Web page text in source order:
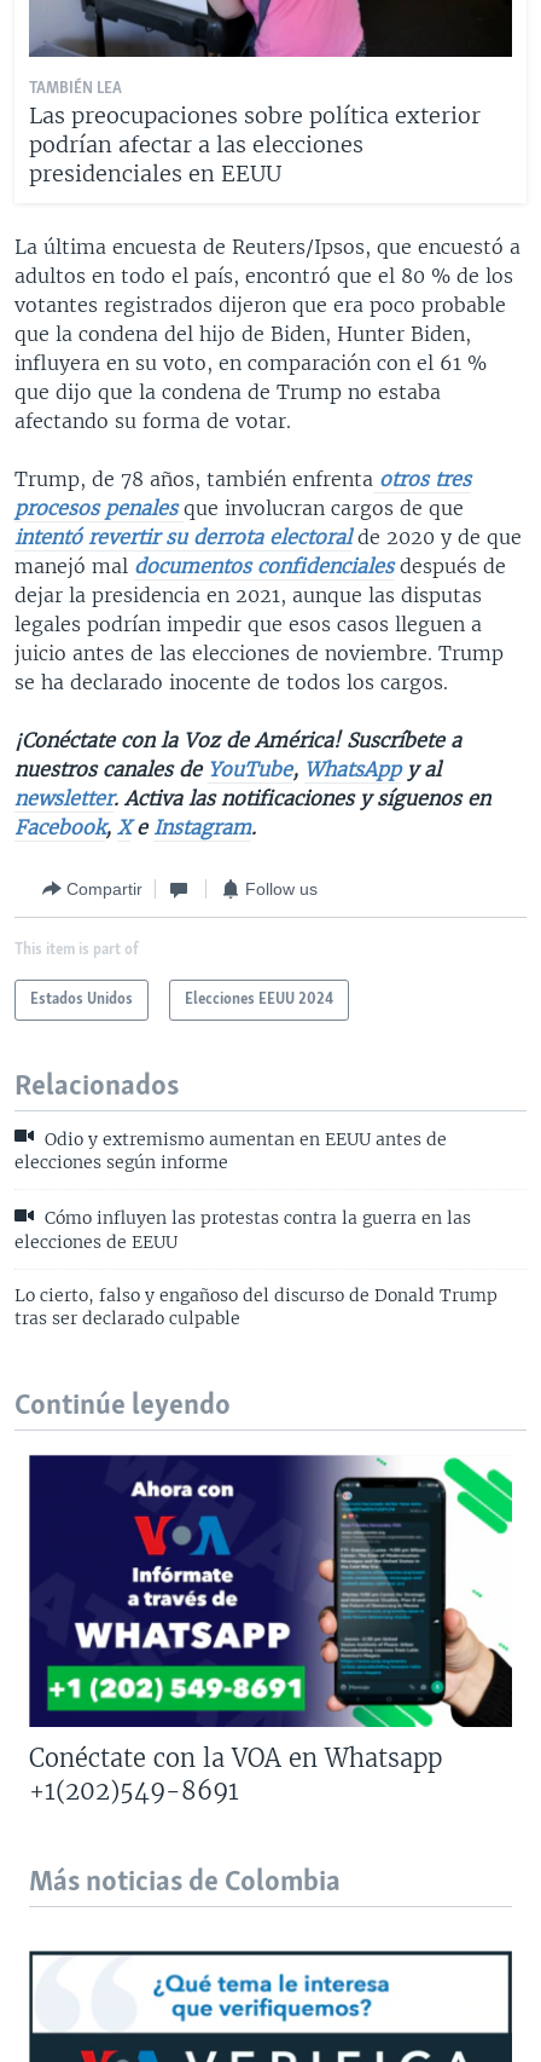
TAMBIÉN LEA
Las preocupaciones sobre política exterior
podrían afectar a las elecciones
presidenciales en EEUU
La última encuesta de Reuters/Ipsos, que encuestó a
adultos en todo el país, encontró que el 80 % de los
votantes registrados dijeron que era poco probable
que la condena del hijo de Biden, Hunter Biden,
influyera en su voto, en comparación con el 61 %
que dijo que la condena de Trump no estaba
afectando su forma de votar.
Trump, de 78 años, también enfrenta otros tres
procesos penalesque involucran cargos de que
intentó revertir su derrota electoralde 2020 y de que
manejó mal documentos confidencialesdespués de
dejar la presidencia en 2021, aunque las disputas
legales podrían impedir que esos casos lleguen a
juicio antes de las elecciones de noviembre. Trump
se ha declarado inocente de todos los cargos.
¡Conéctate con la Voz de América! Suscríbete a
nuestros canales de YouTube, WhatsAppy al
newsletter. Activa las notificaciones y síguenos en
Facebook, Xe Instagram.
Compartir Follow us
This item is part of
Estados Unidos Elecciones EEUU 2024
Relacionados
Odio y extremismo aumentan en EEUU antes de
elecciones según informe
Cómo influyen las protestas contra la guerra en las
elecciones de EEUU
Lo cierto, falso y engañoso del discurso de Donald Trump
tras ser declarado culpable
Continúe leyendo
Conéctate con la VOA en Whatsapp
+1(202)549-8691
Más noticias de Colombia